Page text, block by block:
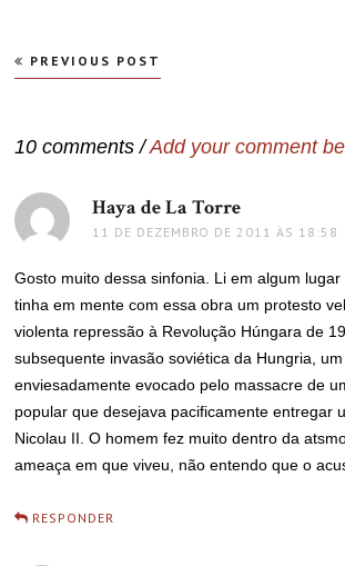
Navegação
de
PREVIOUS POST
10 comments /Add your comment
Haya de La Torre
11 DE DEZEMBRO DE 2011 ÀS 18:58
Gosto muito dessa sinfonia. Li em algum lugar
tinha em mente com essa obra um protesto
violenta repressão à Revolução Húngara de
subsequente invasão soviética da Hungria,
enviesadamente evocado pelo massacre de
popular que desejava pacificamente entregar
Nicolau II. O homem fez muito dentro da
ameaça em que viveu, não entendo que o
RESPONDER